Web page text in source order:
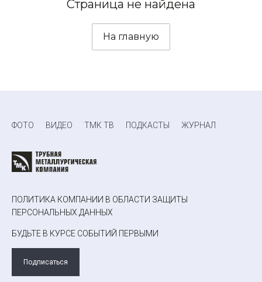
Страница не найдена
На главную
ФОТО ВИДЕО ТМК ТВ ПОДКАСТЫ ЖУРНАЛ
ПОЛИТИКА КОМПАНИИ В ОБЛАСТИ ЗАЩИТЫ
ПЕРСОНАЛЬНЫХ ДАННЫХ
БУДЬТЕ В КУРСЕ СОБЫТИЙ ПЕРВЫМИ
Подписаться